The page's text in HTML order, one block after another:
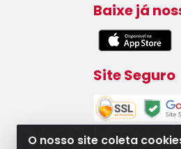
O nosso site coleta
Baixe já
Site Seguro